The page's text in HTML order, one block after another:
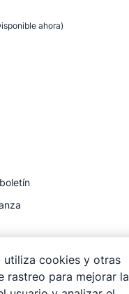
ahora)
utiliza cookies y otras
rastreo para mejorar la